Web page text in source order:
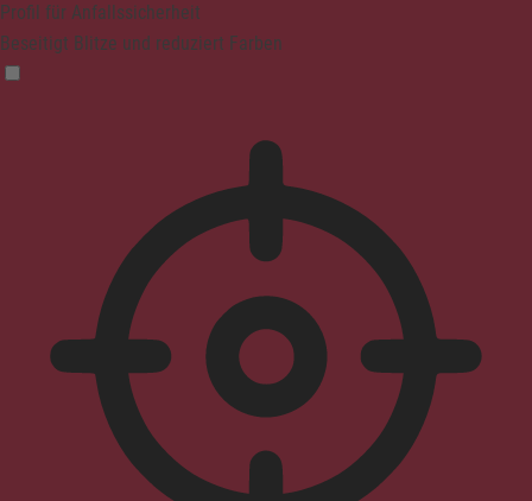
Profil für Anfallssicherheit
Beseitigt Blitze und reduziert Farben